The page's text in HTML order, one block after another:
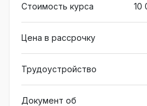
Стоимость курса 10
Цена в рассрочку
Трудоустройство
Документ об